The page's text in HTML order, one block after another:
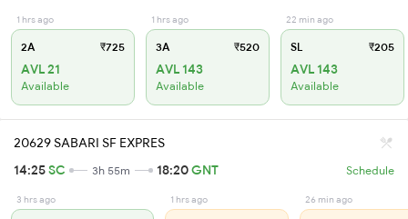
1 hrs ago
2A ₹725
AVL 21
Available
1 hrs ago
3A ₹520
AVL 143
Available
22 min ago
SL ₹205
AVL 143
Available
20629 SABARI SF EXPRES
14:25SC 3h 55m 18:20GNT Schedule
3 hrs ago 1 hrs ago 26 min ago